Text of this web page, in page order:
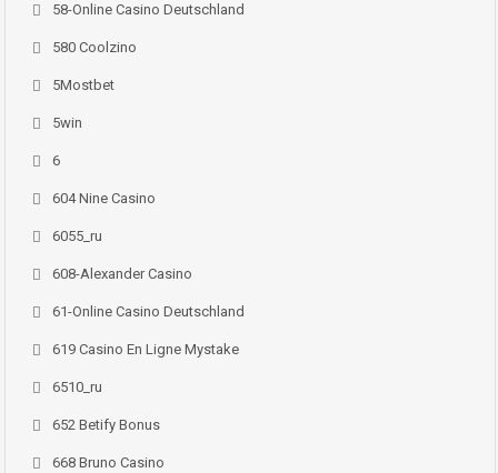
58-Online Casino Deutschland
580 Coolzino
5Mostbet
5win
6
604 Nine Casino
6055_ru
608-Alexander Casino
61-Online Casino Deutschland
619 Casino En Ligne Mystake
6510_ru
652 Betify Bonus
668 Bruno Casino